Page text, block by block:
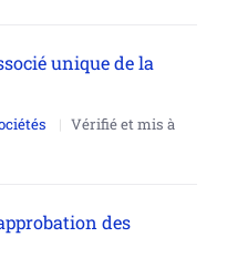
unique de la
Vérifié et mis à
des